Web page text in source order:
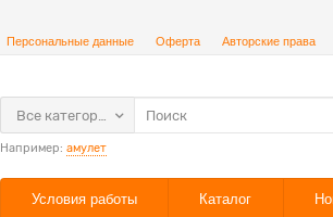
Персональные данные Оферта Авторские права
Все категории
Например: амулет
Условия работы Каталог